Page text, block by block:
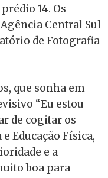
14. Os
Central Sul
de Fotografia
que sonha em
“Eu estou
de cogitar os
Educação Física,
e a
boa para